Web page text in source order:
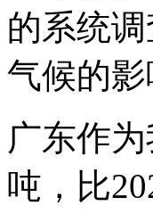
的系统
气候的影
广东作
吨，比